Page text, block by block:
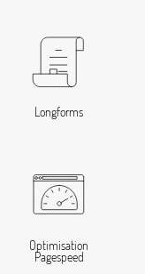
Longforms
Optimisation
Pagespeed